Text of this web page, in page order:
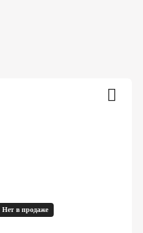
Нет в продаже